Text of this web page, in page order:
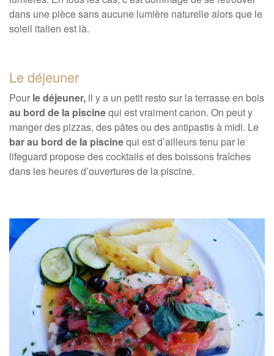
dans une pièce sans aucune lumière naturelle alors que le
soleil italien est là.
Le déjeuner
Pour le déjeuner, il y a un petit resto sur la terrasse en bois
au bord de la piscinequi est vraiment canon. On peut y
manger des pizzas, des pâtes ou des antipastis à midi. Le
bar au bord de la piscinequi est d’ailleurs tenu par le
lifeguard propose des cocktails et des boissons fraîches
dans les heures d’ouvertures de la piscine.